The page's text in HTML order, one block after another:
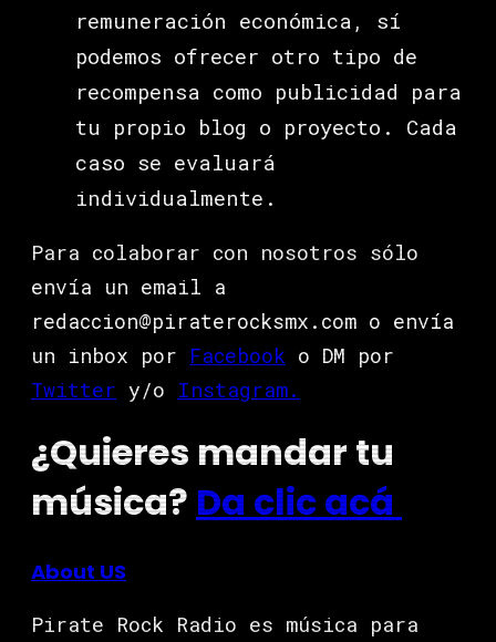
remuneración económica, sí
podemos ofrecer otro tipo de
recompensa como publicidad para
tu propio blog o proyecto. Cada
caso se evaluará
individualmente.
Para colaborar con nosotros sólo
envía un email a
redaccion@piraterocksmx.com o envía
un inbox por Facebook o DM por
Twitter y/o Instagram.
¿Quieres mandar tu
música? Da clic acá
About US
Pirate Rock Radio es música para